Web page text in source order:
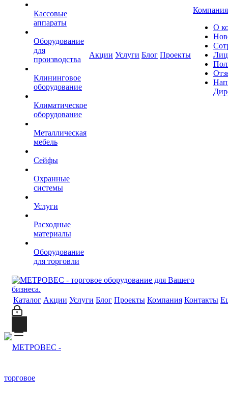
Кассовые
аппараты
Оборудование
для
производства
Клининговое
оборудование
Климатическое
оборудование
Металлическая
мебель
Сейфы
Охранные
системы
Услуги
Расходные
материалы
Оборудование
для торговли
Акции Услуги Блог Проекты
Компания
О
Каталог Акции Услуги Блог Проекты Компания Контакты